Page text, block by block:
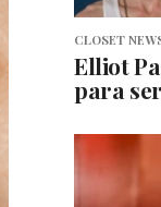
CLOSET
Elliot
para